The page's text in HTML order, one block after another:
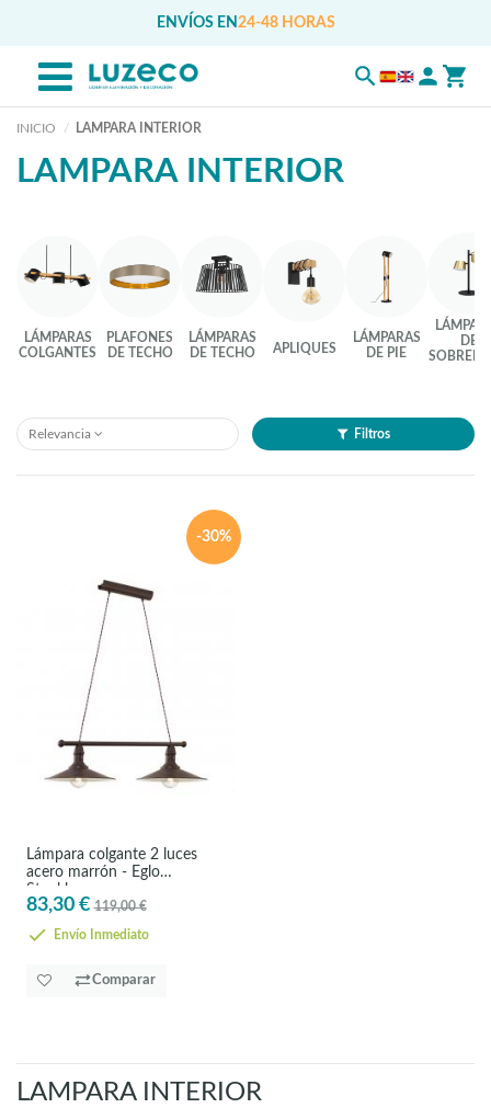
ENVÍOS EN 24-48 HORAS
INICIO LAMPARA INTERIOR
LAMPARA INTERIOR
LÁMPARAS
COLGANTES
PLAFONES
DE TECHO
LÁMPARAS
DE TECHO
APLIQUES
LÁMPARAS
DE PIE
DE
Relevancia Filtros
-30%
Lámpara colgante 2 luces
acero marrón - Eglo
Stockbury
83,30 € 119,00 €
Envío Inmediato
Comparar
LAMPARA INTERIOR